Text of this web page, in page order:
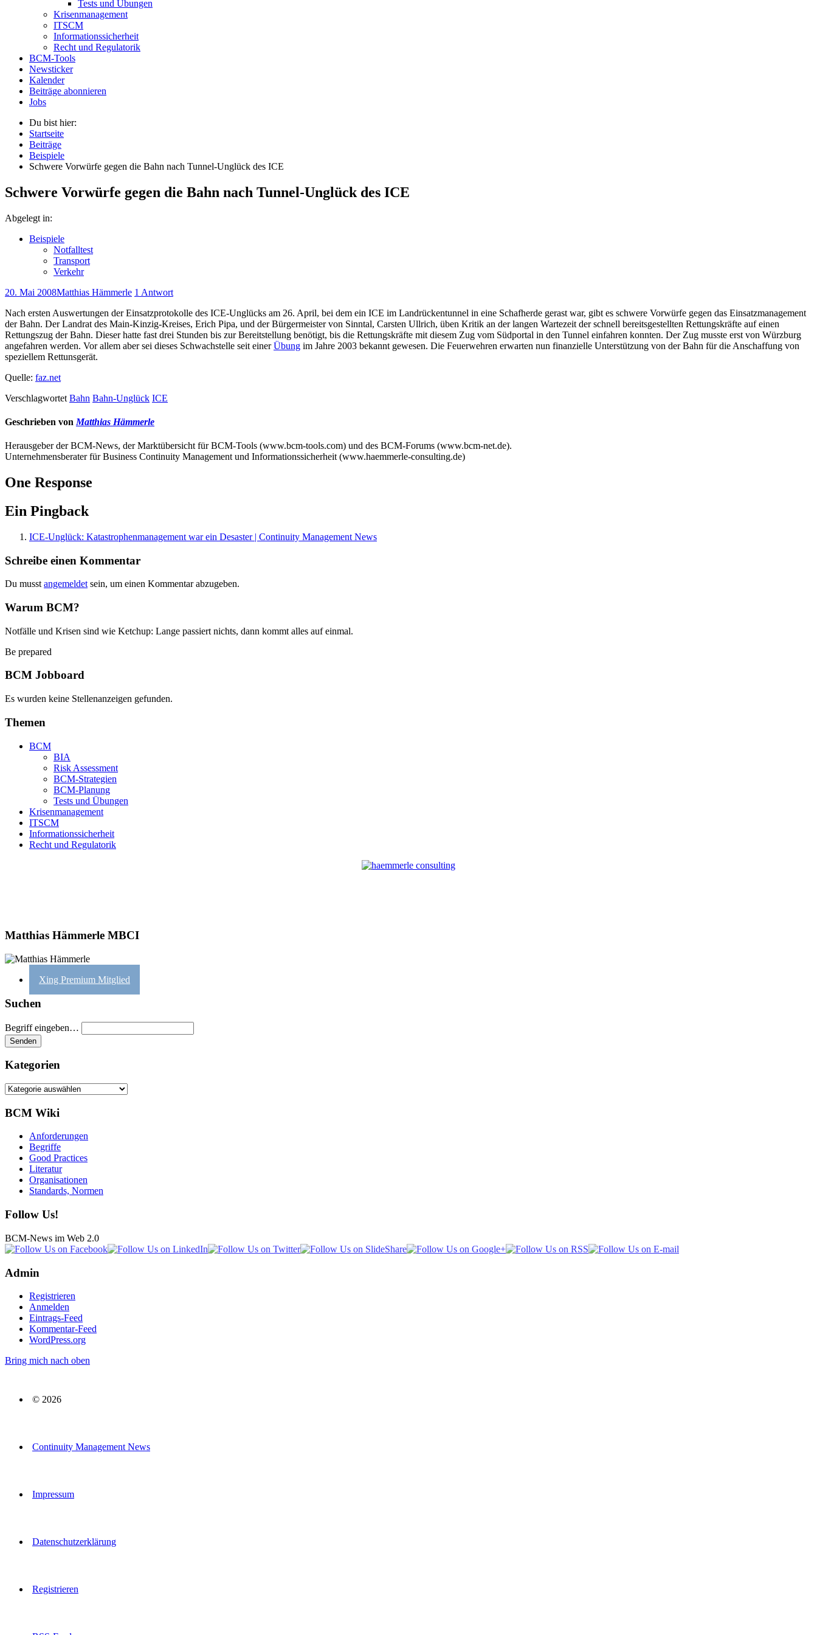
Tests und Übungen
Krisenmanagement
ITSCM
Informationssicherheit
Recht und Regulatorik
BCM-Tools
Newsticker
Kalender
Beiträge abonnieren
Jobs
Du bist hier:
Startseite
Beiträge
Beispiele
Schwere Vorwürfe gegen die Bahn nach Tunnel-Unglück des ICE
Schwere Vorwürfe gegen die Bahn nach Tunnel-Unglück des ICE
Abgelegt in:
Beispiele
Notfalltest
Transport
Verkehr
20. Mai 2008Matthias Hämmerle 1 Antwort
Nach ersten Auswertungen der Einsatzprotokolle des ICE-Unglücks am 26. April, bei dem ein ICE im Landrückentunnel in eine Schafherde gerast war, gibt es schwere Vorwürfe gegen das Einsatzmanagement
der Bahn. Der Landrat des Main-Kinzig-Kreises, Erich Pipa, und der Bürgermeister von Sinntal, Carsten Ullrich, üben Kritik an der langen Wartezeit der schnell bereitsgestellten Rettungskräfte auf einen
Rettungszug der Bahn. Dieser hatte fast drei Stunden bis zur Bereitstellung benötigt, bis die Rettungskräfte mit diesem Zug vom Südportal in den Tunnel einfahren konnten. Der Zug musste erst von Würzburg
angefahren werden. Vor allem aber sei dieses Schwachstelle seit einerÜbung im Jahre 2003 bekannt gewesen. Die Feuerwehren erwarten nun finanzielle Unterstützung von der Bahn für die Anschaffung von
speziellem Rettunsgerät.
Quelle: faz.net
Verschlagwortet Bahn Bahn-Unglück ICE
Geschrieben von Matthias Hämmerle
Herausgeber der BCM-News, der Marktübersicht für BCM-Tools (www.bcm-tools.com) und des BCM-Forums (www.bcm-net.de).
Unternehmensberater für Business Continuity Management und Informationssicherheit (www.haemmerle-consulting.de)
One Response
Ein Pingback
ICE-Unglück: Katastrophenmanagement war ein Desaster | Continuity Management News
Schreibe einen Kommentar
Du musst angemeldet sein, um einen Kommentar abzugeben.
Warum BCM?
Notfälle und Krisen sind wie Ketchup: Lange passiert nichts, dann kommt alles auf einmal.
Be prepared
BCM Jobboard
Es wurden keine Stellenanzeigen gefunden.
Themen
BCM
BIA
Risk Assessment
BCM-Strategien
BCM-Planung
Tests und Übungen
Krisenmanagement
ITSCM
Informationssicherheit
Recht und Regulatorik
Matthias Hämmerle MBCI
Xing Premium Mitglied
Suchen
Begriff eingeben…
Kategorien
Kategorien
BCM Wiki
Anforderungen
Begriffe
Good Practices
Literatur
Organisationen
Standards, Normen
Follow Us!
BCM-News im Web 2.0
Admin
Registrieren
Anmelden
Eintrags-Feed
Kommentar-Feed
WordPress.org
Bring mich nach oben
© 2026
Continuity Management News
Impressum
Datenschutzerklärung
Registrieren